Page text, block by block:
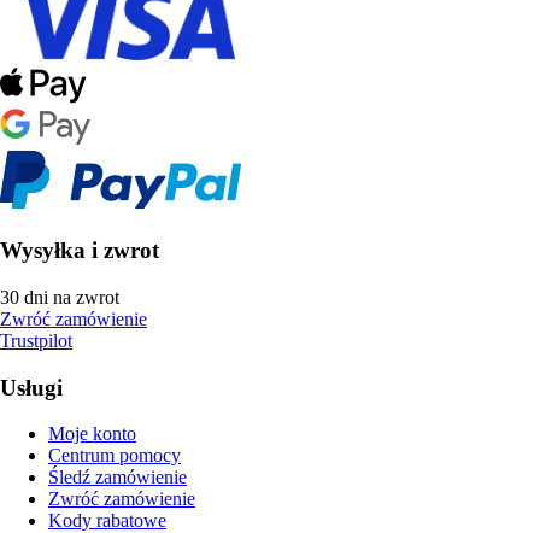
Wysyłka i zwrot
30 dni na zwrot
Zwróć zamówienie
Trustpilot
Usługi
Moje konto
Centrum pomocy
Śledź zamówienie
Zwróć zamówienie
Kody rabatowe